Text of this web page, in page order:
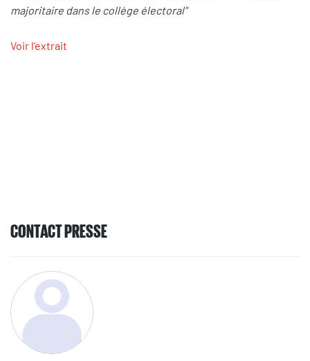
majoritaire dans le collège électoral"
Voir l'extrait
CONTACT PRESSE